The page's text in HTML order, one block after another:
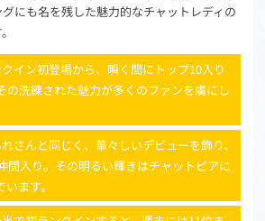
にも名を残した魅力的なチャットレディの
イン初登場から、瞬く間にトップ10入り
の洗練された魅力が多くのファンを虜にし
さんと同じく、華々しいデビューを飾り、
間入り。その明るい輝きはチャットピアに
ます。